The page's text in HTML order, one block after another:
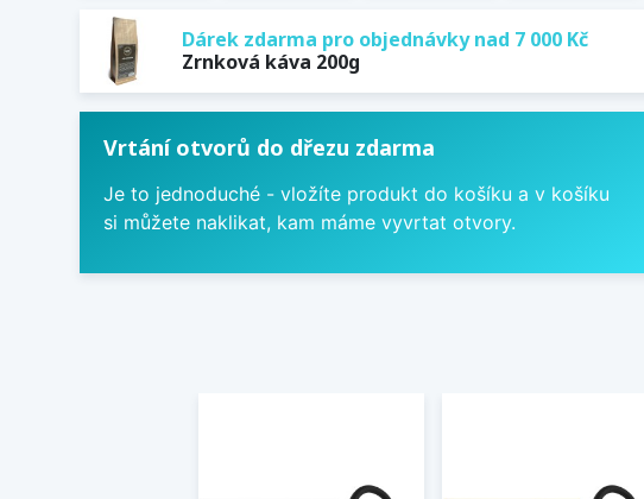
Dárek zdarma pro objednávky nad 7 000 Kč
Zrnková káva 200g
Vrtání otvorů do dřezu zdarma
Je to jednoduché - vložíte produkt do košíku a v košíku
si můžete naklikat, kam máme vyvrtat otvory.